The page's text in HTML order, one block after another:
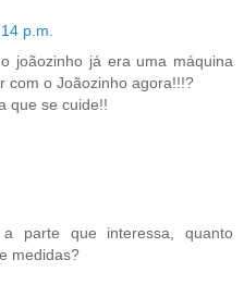
p.m.
joãozinho já era uma máquina
com o Joãozinho agora!!!?
que se cuide!!
a parte que interessa, quanto
medidas?